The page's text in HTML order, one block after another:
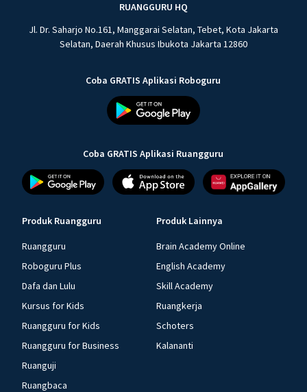
RUANGGURU HQ
Jl. Dr. Saharjo No.161, Manggarai Selatan, Tebet, Kota Jakarta
Selatan, Daerah Khusus Ibukota Jakarta 12860
Coba GRATIS Aplikasi Roboguru
Coba GRATIS Aplikasi Ruangguru
Produk Ruangguru
Ruangguru
Roboguru Plus
Dafa dan Lulu
Kursus for Kids
Ruangguru for Kids
Ruangguru for Business
Ruanguji
Ruangbaca
Produk Lainnya
Brain Academy Online
English Academy
Skill Academy
Ruangkerja
Schoters
Kalananti